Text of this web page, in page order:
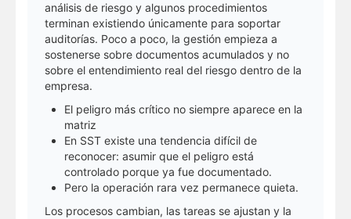
análisis de riesgo y algunos procedimientos
terminan existiendo únicamente para soportar
auditorías. Poco a poco, la gestión empieza a
sostenerse sobre documentos acumulados y no
sobre el entendimiento real del riesgo dentro de la
empresa.
El peligro más crítico no siempre aparece en la
matriz
En SST existe una tendencia difícil de
reconocer: asumir que el peligro está
controlado porque ya fue documentado.
Pero la operación rara vez permanece quieta.
Los procesos cambian, las tareas se ajustan y la